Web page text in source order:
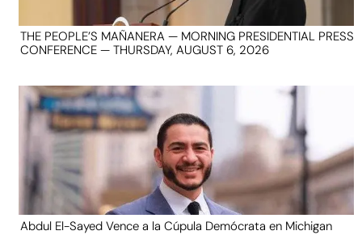
THE PEOPLE’S MAÑANERA — MORNING PRESIDENTIAL PRESS
CONFERENCE — THURSDAY, AUGUST 6, 2026
Abdul El-Sayed Vence a la Cúpula Demócrata en Michigan